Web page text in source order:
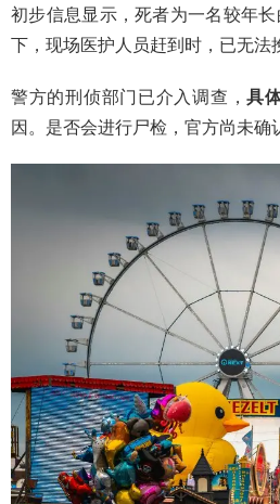
初步信息显示，死者为一名较年长
下，现场医护人员赶到时，已无法
警方的刑侦部门已介入调查，具
因。是否会进行尸检，官方尚未确